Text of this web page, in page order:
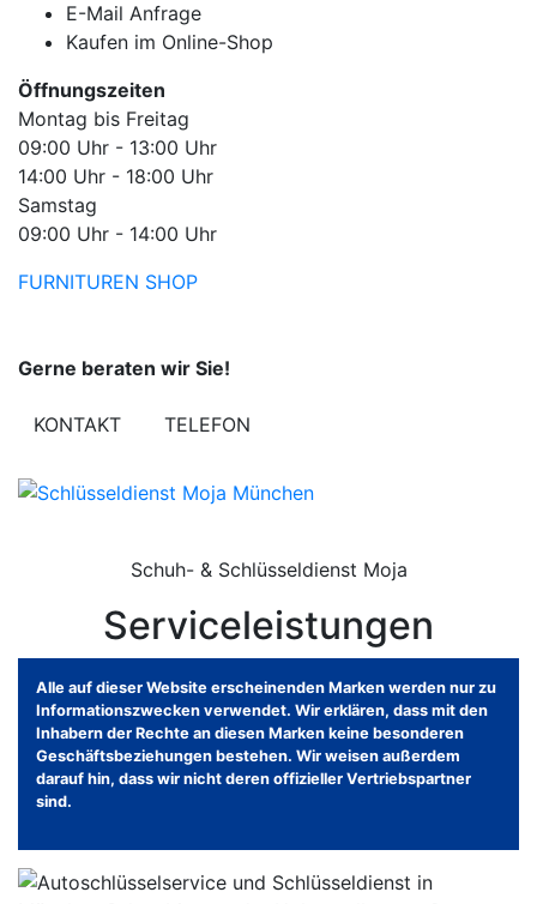
E-Mail Anfrage
Kaufen im Online-Shop
Öffnungszeiten
Montag bis Freitag
09:00 Uhr - 13:00 Uhr
14:00 Uhr - 18:00 Uhr
Samstag
09:00 Uhr - 14:00 Uhr
FURNITUREN SHOP
Gerne beraten wir Sie!
KONTAKT TELEFON
Schuh- & Schlüsseldienst Moja
Serviceleistungen
Alle auf dieser Website erscheinenden Marken werden nur zu
Informationszwecken verwendet. Wir erklären, dass mit den
Inhabern der Rechte an diesen Marken keine besonderen
Geschäftsbeziehungen bestehen. Wir weisen außerdem
darauf hin, dass wir nicht deren offizieller Vertriebspartner
sind.